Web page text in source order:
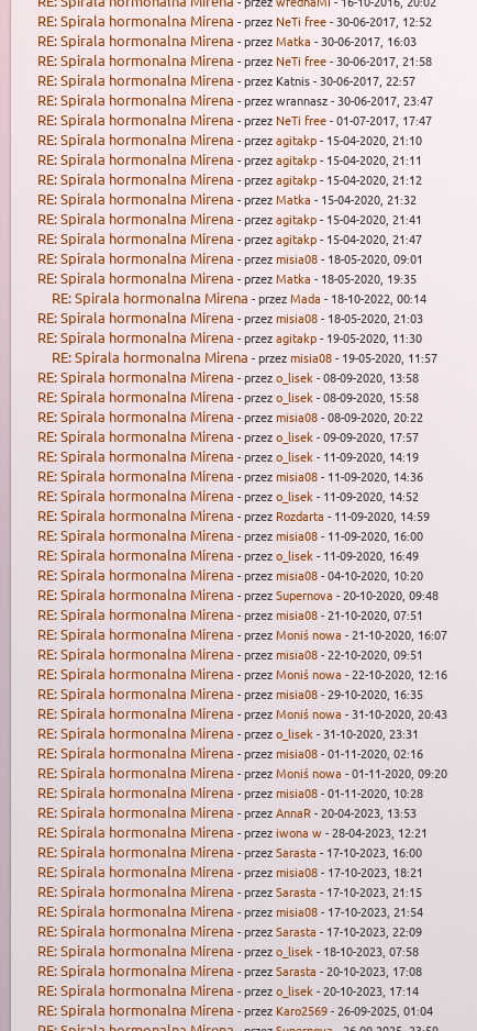
RE: Spirala hormonalna Mirena - przez NeTi free- 30-06-2017, 12:52
RE: Spirala hormonalna Mirena - przezMatka - 30-06-2017, 16:03
RE: Spirala hormonalna Mirena - przez NeTi free- 30-06-2017, 21:58
RE: Spirala hormonalna Mirena - przez Katnis - 30-06-2017, 22:57
RE: Spirala hormonalna Mirena - przez wrannasz - 30-06-2017, 23:47
RE: Spirala hormonalna Mirena - przez NeTi free- 01-07-2017, 17:47
RE: Spirala hormonalna Mirena - przezagitakp- 15-04-2020, 21:10
RE: Spirala hormonalna Mirena - przezagitakp- 15-04-2020, 21:11
RE: Spirala hormonalna Mirena - przezagitakp- 15-04-2020, 21:12
RE: Spirala hormonalna Mirena - przezMatka - 15-04-2020, 21:32
RE: Spirala hormonalna Mirena - przezagitakp- 15-04-2020, 21:41
RE: Spirala hormonalna Mirena - przezagitakp- 15-04-2020, 21:47
RE: Spirala hormonalna Mirena - przezmisia08- 18-05-2020, 09:01
RE: Spirala hormonalna Mirena - przezMatka - 18-05-2020, 19:35
RE: Spirala hormonalna Mirena - przezMada - 18-10-2022, 00:14
RE: Spirala hormonalna Mirena - przezmisia08- 18-05-2020, 21:03
RE: Spirala hormonalna Mirena - przezagitakp- 19-05-2020, 11:30
RE: Spirala hormonalna Mirena - przezmisia08- 19-05-2020, 11:57
RE: Spirala hormonalna Mirena - przezo_lisek - 08-09-2020, 13:58
RE: Spirala hormonalna Mirena - przezo_lisek - 08-09-2020, 15:58
RE: Spirala hormonalna Mirena - przezmisia08- 08-09-2020, 20:22
RE: Spirala hormonalna Mirena - przezo_lisek - 09-09-2020, 17:57
RE: Spirala hormonalna Mirena - przezo_lisek - 11-09-2020, 14:19
RE: Spirala hormonalna Mirena - przezmisia08- 11-09-2020, 14:36
RE: Spirala hormonalna Mirena - przezo_lisek - 11-09-2020, 14:52
RE: Spirala hormonalna Mirena - przez Rozdarta - 11-09-2020, 14:59
RE: Spirala hormonalna Mirena - przezmisia08- 11-09-2020, 16:00
RE: Spirala hormonalna Mirena - przezo_lisek - 11-09-2020, 16:49
RE: Spirala hormonalna Mirena - przezmisia08- 04-10-2020, 10:20
RE: Spirala hormonalna Mirena - przezSupernova - 20-10-2020, 09:48
RE: Spirala hormonalna Mirena - przezmisia08- 21-10-2020, 07:51
RE: Spirala hormonalna Mirena - przezMoniś nowa - 21-10-2020, 16:07
RE: Spirala hormonalna Mirena - przezmisia08- 22-10-2020, 09:51
RE: Spirala hormonalna Mirena - przezMoniś nowa - 22-10-2020, 12:16
RE: Spirala hormonalna Mirena - przezmisia08- 29-10-2020, 16:35
RE: Spirala hormonalna Mirena - przezMoniś nowa - 31-10-2020, 20:43
RE: Spirala hormonalna Mirena - przezo_lisek - 31-10-2020, 23:31
RE: Spirala hormonalna Mirena - przezmisia08- 01-11-2020, 02:16
RE: Spirala hormonalna Mirena - przezMoniś nowa - 01-11-2020, 09:20
RE: Spirala hormonalna Mirena - przezmisia08- 01-11-2020, 10:28
RE: Spirala hormonalna Mirena - przezAnnaR- 20-04-2023, 13:53
RE: Spirala hormonalna Mirena - przeziwona w- 28-04-2023, 12:21
RE: Spirala hormonalna Mirena - przezSarasta - 17-10-2023, 16:00
RE: Spirala hormonalna Mirena - przezmisia08- 17-10-2023, 18:21
RE: Spirala hormonalna Mirena - przezSarasta - 17-10-2023, 21:15
RE: Spirala hormonalna Mirena - przezmisia08- 17-10-2023, 21:54
RE: Spirala hormonalna Mirena - przezSarasta - 17-10-2023, 22:09
RE: Spirala hormonalna Mirena - przezo_lisek - 18-10-2023, 07:58
RE: Spirala hormonalna Mirena - przezSarasta - 20-10-2023, 17:08
RE: Spirala hormonalna Mirena - przezo_lisek - 20-10-2023, 17:14
RE: Spirala hormonalna Mirena - przez Karo2569- 26-09-2025, 01:04